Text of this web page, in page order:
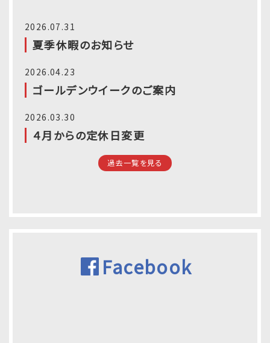
2026.07.31
夏季休暇のお知らせ
2026.04.23
ゴールデンウイークのご案内
2026.03.30
４月からの定休日変更
過去一覧を見る
Facebook